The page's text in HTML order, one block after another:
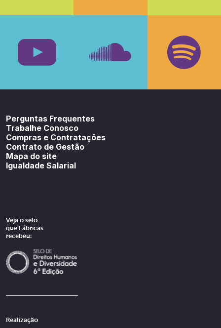
Facebook
Perguntas Frequentes
Trabalhe Conosco
Compras e Contratações
Contrato de Gestão
Mapa do site
Igualdade Salarial
Veja o selo
que Fábricas
recebeu:
Realização